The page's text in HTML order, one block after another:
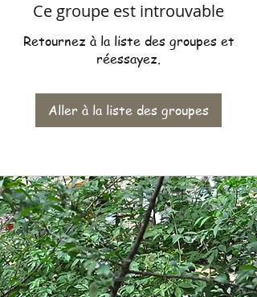
Ce groupe est introuvable
Retournez à la liste des groupes et
réessayez.
Aller à la liste des groupes